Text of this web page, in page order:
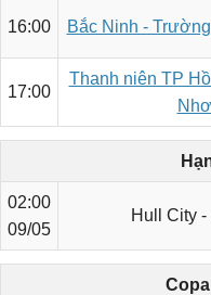
16:00 Bắc Ninh -
17:00
Thanh niên TP
02:00
09/05
Hull City -